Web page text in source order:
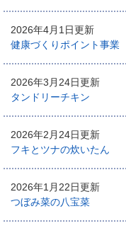
2026年4月1日更新
健康づくりポイント事業
2026年3月24日更新
タンドリーチキン
2026年2月24日更新
フキとツナの炊いたん
2026年1月22日更新
つぼみ菜の八宝菜